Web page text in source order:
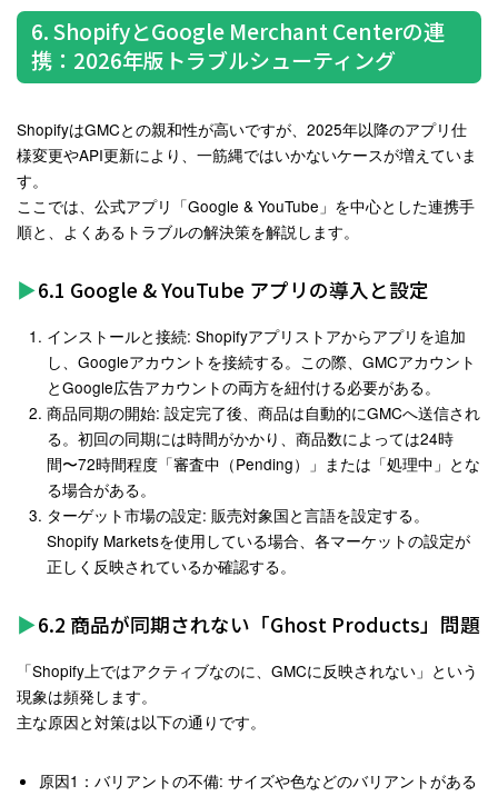
6. ShopifyとGoogle Merchant Centerの連
携：2026年版トラブルシューティング
ShopifyはGMCとの親和性が高いですが、2025年以降のアプリ仕
様変更やAPI更新により、一筋縄ではいかないケースが増えていま
す。
ここでは、公式アプリ「Google & YouTube」を中心とした連携手
順と、よくあるトラブルの解決策を解説します。
6.1 Google & YouTube アプリの導入と設定
インストールと接続: Shopifyアプリストアからアプリを追加
し、Googleアカウントを接続する。この際、GMCアカウント
とGoogle広告アカウントの両方を紐付ける必要がある。
商品同期の開始: 設定完了後、商品は自動的にGMCへ送信され
る。初回の同期には時間がかかり、商品数によっては24時
間〜72時間程度「審査中（Pending）」または「処理中」とな
る場合がある。
ターゲット市場の設定: 販売対象国と言語を設定する。
Shopify Marketsを使用している場合、各マーケットの設定が
正しく反映されているか確認する。
6.2 商品が同期されない「Ghost Products」問題
「Shopify上ではアクティブなのに、GMCに反映されない」という
現象は頻発します。
主な原因と対策は以下の通りです。
原因1：バリアントの不備: サイズや色などのバリアントがある